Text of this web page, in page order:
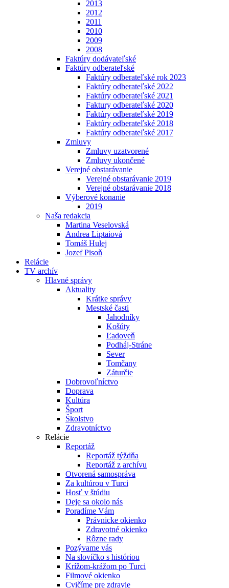
2013
2012
2011
2010
2009
2008
Faktúry dodávateľské
Faktúry odberateľské
Faktúry odberateľské rok 2023
Faktúry odberateľské 2022
Faktúry odberateľské 2021
Faktury odberateľské 2020
Faktúry odberateľské 2019
Faktúry odberateľské 2018
Faktúry odberateľské 2017
Zmluvy
Zmluvy uzatvorené
Zmluvy ukončené
Verejné obstarávanie
Verejné obstarávanie 2019
Verejné obstarávanie 2018
Výberové konanie
2019
Naša redakcia
Martina Veselovská
Andrea Liptaiová
Tomáš Hulej
Jozef Pisoň
Relácie
TV archív
Hlavné správy
Aktuality
Krátke správy
Mestské časti
Jahodníky
Košúty
Ľadoveň
Podháj-Stráne
Sever
Tomčany
Záturčie
Dobrovoľníctvo
Doprava
Kultúra
Šport
Školstvo
Zdravotníctvo
Relácie
Reportáž
Reportáž týždňa
Reportáž z archívu
Otvorená samospráva
Za kultúrou v Turci
Hosť v štúdiu
Deje sa okolo nás
Poradíme Vám
Právnicke okienko
Zdravotné okienko
Rôzne rady
Pozývame vás
Na slovíčko s históriou
Krížom-krážom po Turci
Filmové okienko
Cvičíme pre zdravie